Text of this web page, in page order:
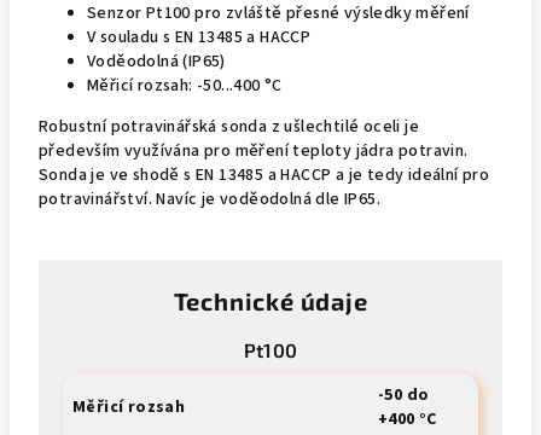
Senzor Pt100 pro zvláště přesné výsledky měření
V souladu s EN 13485 a HACCP
Voděodolná (IP65)
Měřicí rozsah: -50...400 °C
Robustní potravinářská sonda z ušlechtilé oceli je
především využívána pro měření teploty jádra potravin.
Sonda je ve shodě s EN 13485 a HACCP a je tedy ideální pro
potravinářství. Navíc je voděodolná dle IP65.
Technické údaje
Pt100
Měřicí rozsah
-50 do
+400 °C